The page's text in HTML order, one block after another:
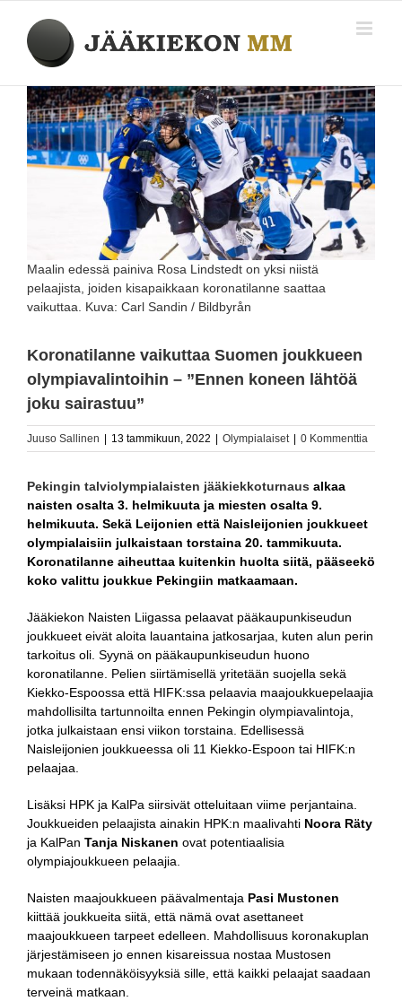
content
Katso
kuvaa
isompana
Maalin edessä painiva Rosa Lindstedt on yksi niistä
pelaajista, joiden kisapaikkaan koronatilanne saattaa
vaikuttaa. Kuva: Carl Sandin / Bildbyrån
Koronatilanne vaikuttaa Suomen joukkueen
olympiavalintoihin – ”Ennen koneen lähtöä
joku sairastuu”
Juuso Sallinen 13 tammikuun, 2022 Olympialaiset 0 Kommenttia
Pekingin talviolympialaisten jääkiekkoturnaus alkaa
naisten osalta 3. helmikuuta ja miesten osalta 9.
helmikuuta. Sekä Leijonien että Naisleijonien joukkueet
olympialaisiin julkaistaan torstaina 20. tammikuuta.
Koronatilanne aiheuttaa kuitenkin huolta siitä, pääseekö
koko valittu joukkue Pekingiin matkaamaan.
Jääkiekon Naisten Liigassa pelaavat pääkaupunkiseudun
joukkueet eivät aloita lauantaina jatkosarjaa, kuten alun perin
tarkoitus oli. Syynä on pääkaupunkiseudun huono
koronatilanne. Pelien siirtämisellä yritetään suojella sekä
Kiekko-Espoossa että HIFK:ssa pelaavia maajoukkuepelaajia
mahdollisilta tartunnoilta ennen Pekingin olympiavalintoja,
jotka julkaistaan ensi viikon torstaina. Edellisessä
Naisleijonien joukkueessa oli 11 Kiekko-Espoon tai HIFK:n
pelaajaa.
Lisäksi HPK ja KalPa siirsivät otteluitaan viime perjantaina.
Joukkueiden pelaajista ainakin HPK:n maalivahti Noora Räty
ja KalPan Tanja Niskanen ovat potentiaalisia
olympiajoukkueen pelaajia.
Naisten maajoukkueen päävalmentaja Pasi Mustonen
kiittää joukkueita siitä, että nämä ovat asettaneet
maajoukkueen tarpeet edelleen. Mahdollisuus koronakuplan
järjestämiseen jo ennen kisareissua nostaa Mustosen
mukaan todennäköisyyksiä sille, että kaikki pelaajat saadaan
terveinä matkaan.